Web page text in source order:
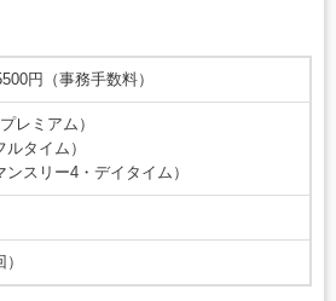
円（事務手数料）
レミアム）
タイム）
ンスリー4・デイタイム）